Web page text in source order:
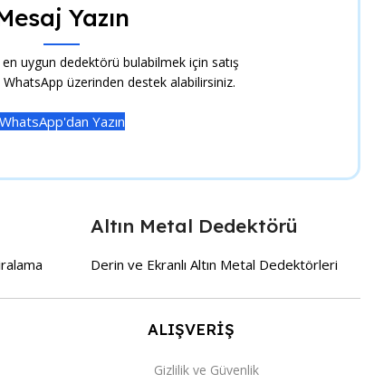
Yazın
uygun dedektörü bulabilmek için satış
WhatsApp üzerinden destek alabilirsiniz.
WhatsApp'dan Yazın
Altın Metal Dedektörü
Derin ve Ekranlı Altın Metal Dedektörleri
ALIŞVERİŞ
Gizlilik ve Güvenlik